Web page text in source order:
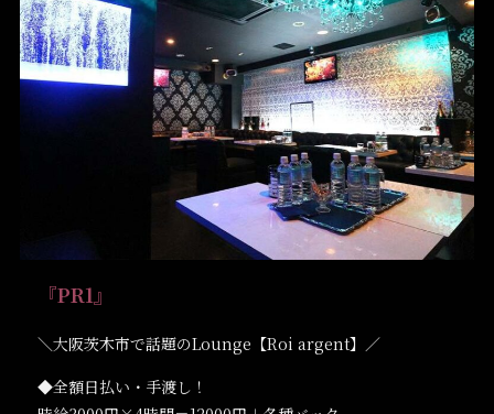
『PR1』
＼大阪茨木市で話題のLounge【Roi argent】／
◆全額日払い・手渡し！